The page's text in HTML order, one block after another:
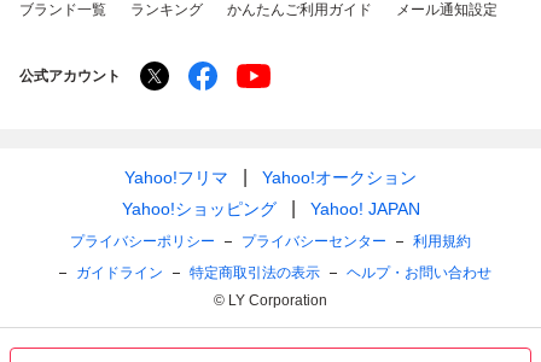
ブランド一覧 ランキング かんたんご利用ガイド メール通知設定
公式アカウント
Yahoo!フリマ
Yahoo!オークション
Yahoo!ショッピング
Yahoo! JAPAN
プライバシーポリシー プライバシーセンター
利用規約
ガイドライン
特定商取引法の表示
ヘルプ・お問い合わせ
© LY Corporation